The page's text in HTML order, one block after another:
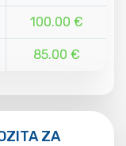
100.00 €
85.00 €
ZA